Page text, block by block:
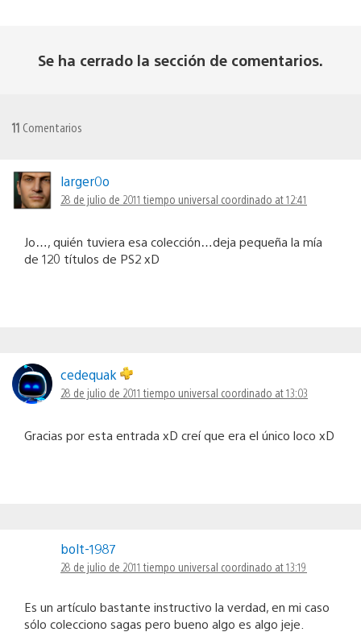
Se ha cerrado la sección de comentarios.
11 Comentarios
larger0o
28 de julio de 2011 tiempo universal coordinado at 12:41
Jo…, quién tuviera esa colección…deja pequeña la mía
de 120 títulos de PS2 xD
cedequak
28 de julio de 2011 tiempo universal coordinado at 13:03
Gracias por esta entrada xD creí que era el único loco xD
bolt-1987
28 de julio de 2011 tiempo universal coordinado at 13:19
Es un artículo bastante instructivo la verdad, en mi caso
sólo colecciono sagas pero bueno algo es algo jeje.